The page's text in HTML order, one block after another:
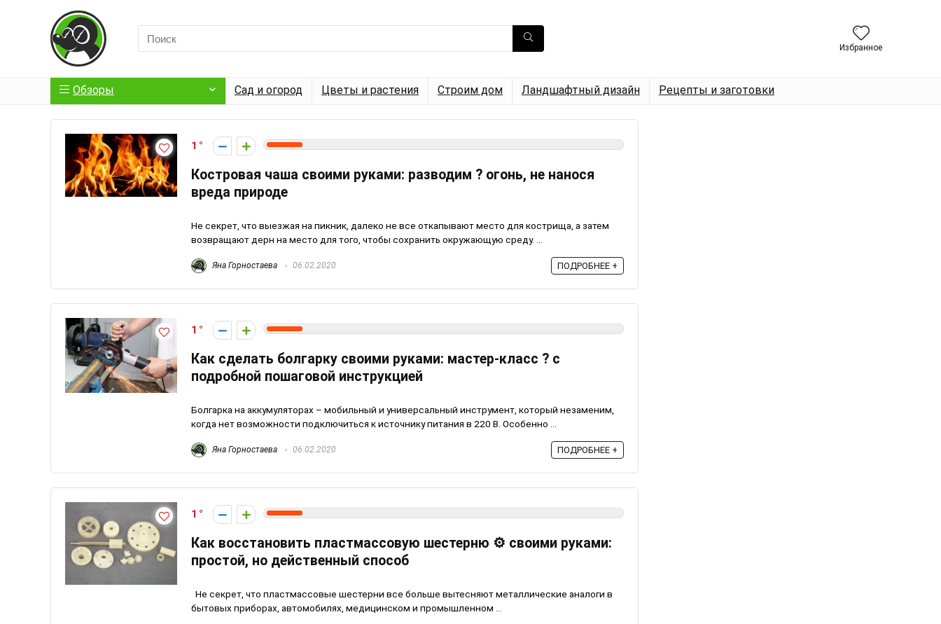
Избранное
Обзоры Сад и огород Цветы и растения Строим дом Ландшафтный дизайн Рецепты и заготовки
1
Костровая чаша своими руками: разводим ? огонь, не нанося
вреда природе
Не секрет, что выезжая на пикник, далеко не все откапывают место для кострища, а затем
возвращают дерн на место для того, чтобы сохранить окружающую среду. ...
Яна Горностаева 06.02.2020 ПОДРОБНЕЕ +
1
Как сделать болгарку своими руками: мастер-класс ? с
подробной пошаговой инструкцией
Болгарка на аккумуляторах – мобильный и универсальный инструмент, который незаменим,
когда нет возможности подключиться к источнику питания в 220 В. Особенно ...
Яна Горностаева 06.02.2020 ПОДРОБНЕЕ +
1
Как восстановить пластмассовую шестерню ⚙️ своими руками:
простой, но действенный способ
Не секрет, что пластмассовые шестерни все больше вытесняют металлические аналоги в
бытовых приборах, автомобилях, медицинском и промышленном ...